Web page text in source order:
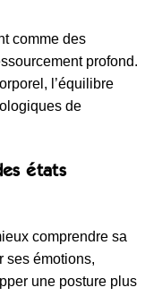
comme des
profond.
l’équilibre
de
états
comprendre sa
ses émotions,
une posture plus